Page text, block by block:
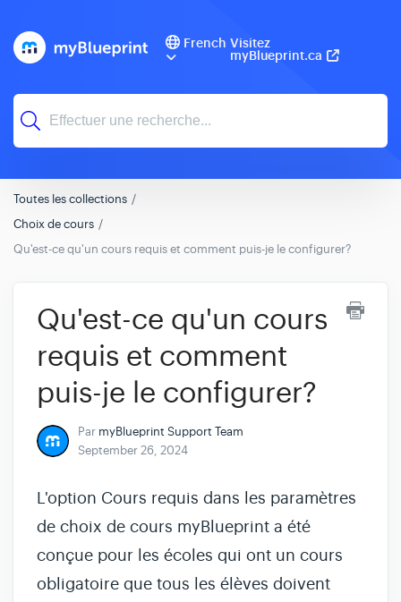
French Visitez
myBlueprint.ca
Toutes les collections
Choix de cours
Qu'est-ce qu'un cours requis et comment puis-je le configurer?
Qu'est-ce qu'un cours
requis et comment
puis-je le configurer?
Par myBlueprint Support Team
September 26, 2024
L'option Cours requis dans les paramètres
de choix de cours myBlueprint a été
conçue pour les écoles qui ont un cours
obligatoire que tous les élèves doivent